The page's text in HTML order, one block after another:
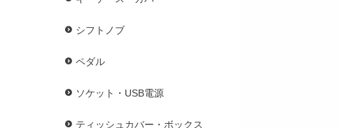
シフトノブ
ペダル
ソケット・USB電源
ティッシュカバー・ボックス